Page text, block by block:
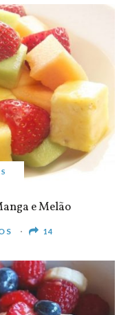
e Melão
14